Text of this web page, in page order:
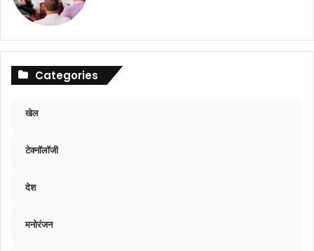
Categories
खेल
टेक्नॉलॉजी
देश
मनोरंजन